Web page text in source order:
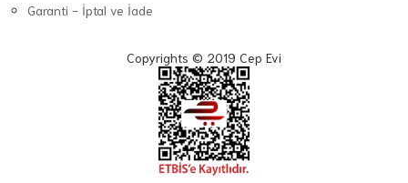
Garanti - İptal ve İade
Copyrights © 2019 Cep Evi